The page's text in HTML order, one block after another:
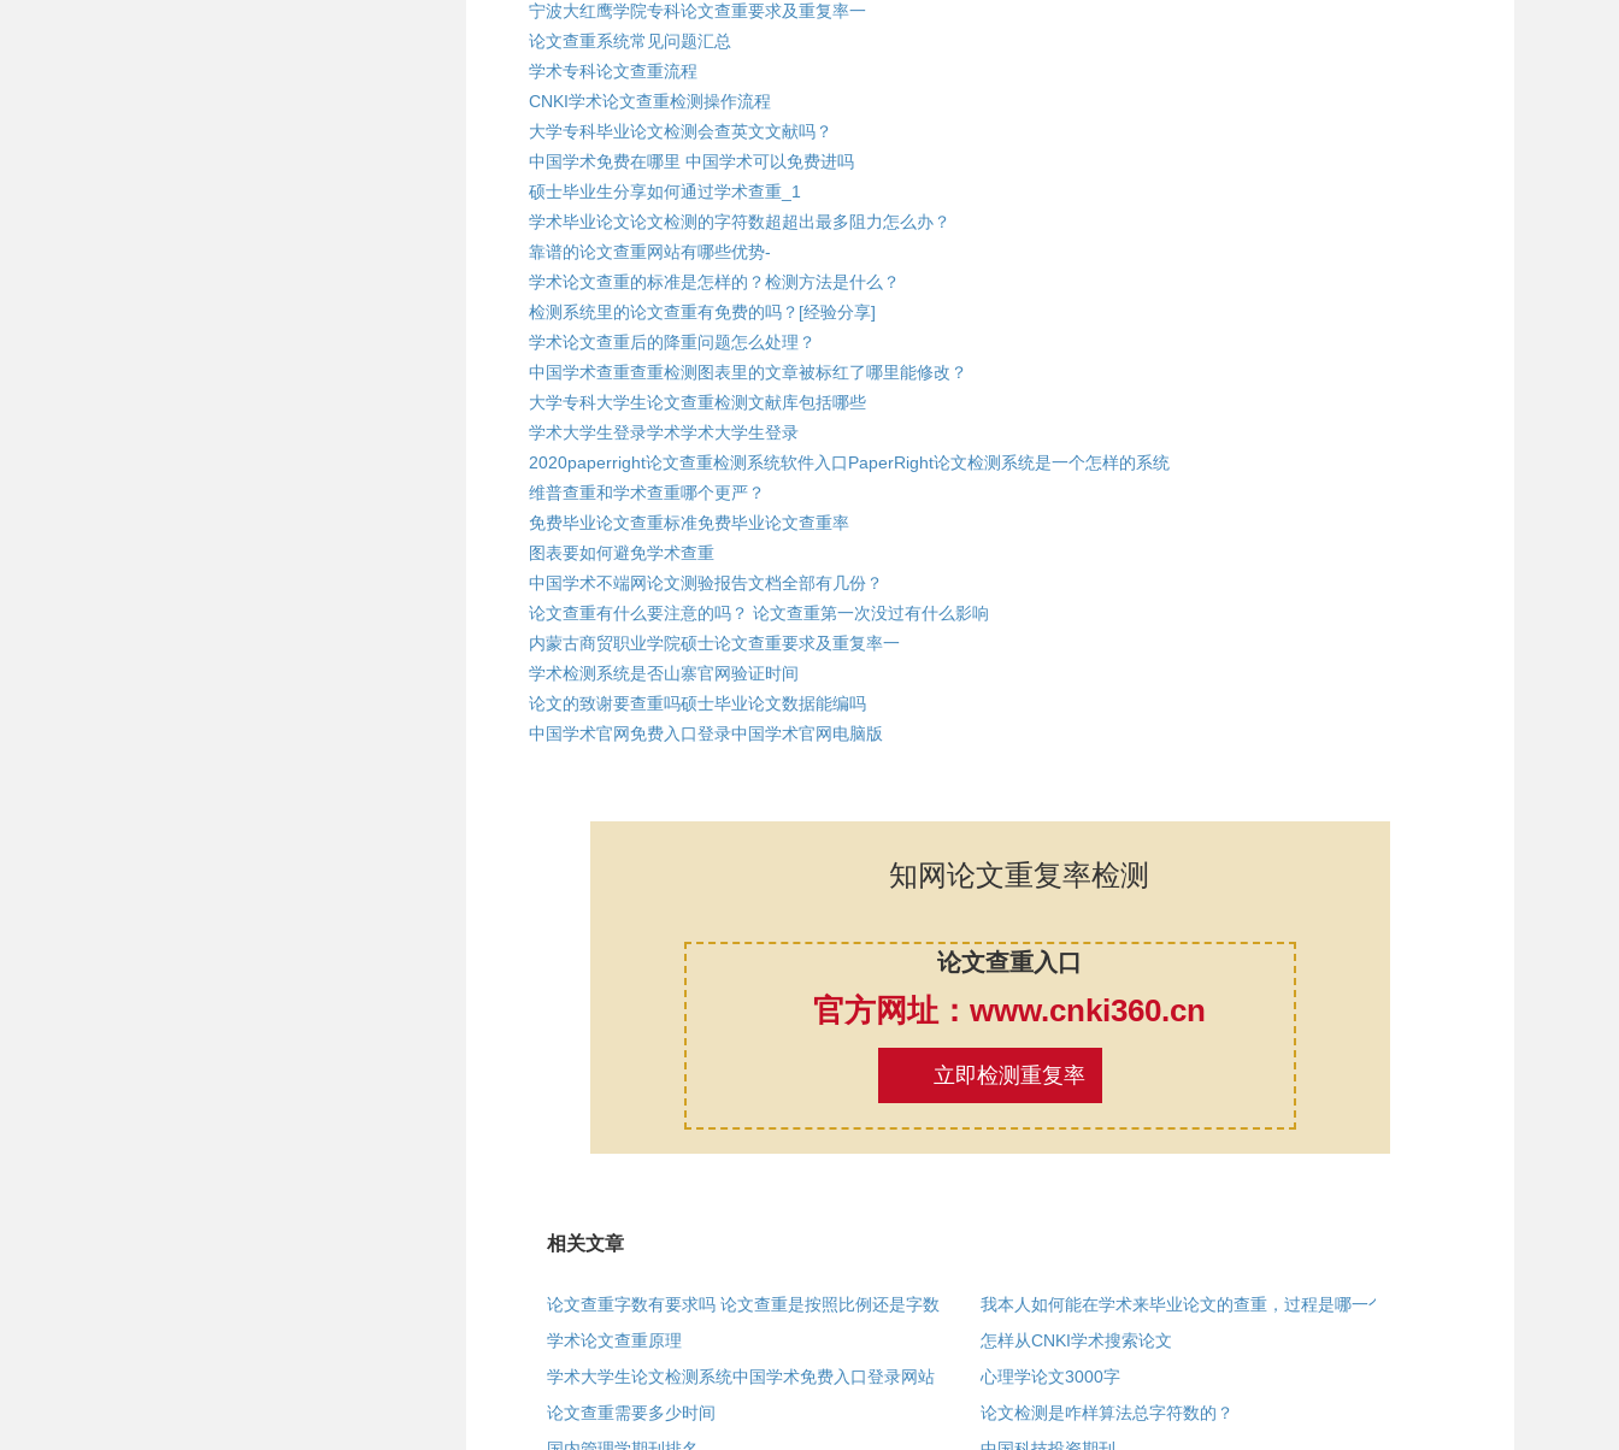
宁波大红鹰学院专科论文查重要求及重复率一
论文查重系统常见问题汇总
学术专科论文查重流程
CNKI学术论文查重检测操作流程
大学专科毕业论文检测会查英文文献吗？
中国学术免费在哪里 中国学术可以免费进吗
硕士毕业生分享如何通过学术查重_1
学术毕业论文论文检测的字符数超超出最多阻力怎么办？
靠谱的论文查重网站有哪些优势-
学术论文查重的标准是怎样的？检测方法是什么？
检测系统里的论文查重有免费的吗？[经验分享]
学术论文查重后的降重问题怎么处理？
中国学术查重查重检测图表里的文章被标红了哪里能修改？
大学专科大学生论文查重检测文献库包括哪些
学术大学生登录学术学术大学生登录
2020paperright论文查重检测系统软件入口PaperRight论文检测系统是一个怎样的系统
维普查重和学术查重哪个更严？
免费毕业论文查重标准免费毕业论文查重率
图表要如何避免学术查重
中国学术不端网论文测验报告文档全部有几份？
论文查重有什么要注意的吗？ 论文查重第一次没过有什么影响
内蒙古商贸职业学院硕士论文查重要求及重复率一
学术检测系统是否山寨官网验证时间
论文的致谢要查重吗硕士毕业论文数据能编吗
中国学术官网免费入口登录中国学术官网电脑版
知网论文重复率检测
论文查重入口
官方网址：www.cnki360.cn
立即检测重复率
相关文章
论文查重字数有要求吗 论文查重是按照比例还是字数
学术论文查重原理
学术大学生论文检测系统中国学术免费入口登录网站
论文查重需要多少时间
我本人如何能在学术来毕业论文的查重，过程是哪一个？？
怎样从CNKI学术搜索论文
心理学论文3000字
论文检测是咋样算法总字符数的？